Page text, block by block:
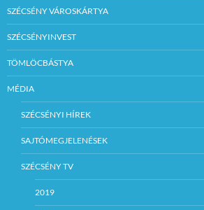
SZÉCSÉNY VÁROSKÁRTYA
SZÉCSÉNYINVEST
TÖMLÖCBÁSTYA
MÉDIA
SZÉCSÉNYI HÍREK
SAJTÓMEGJELENÉSEK
SZÉCSÉNY TV
2019